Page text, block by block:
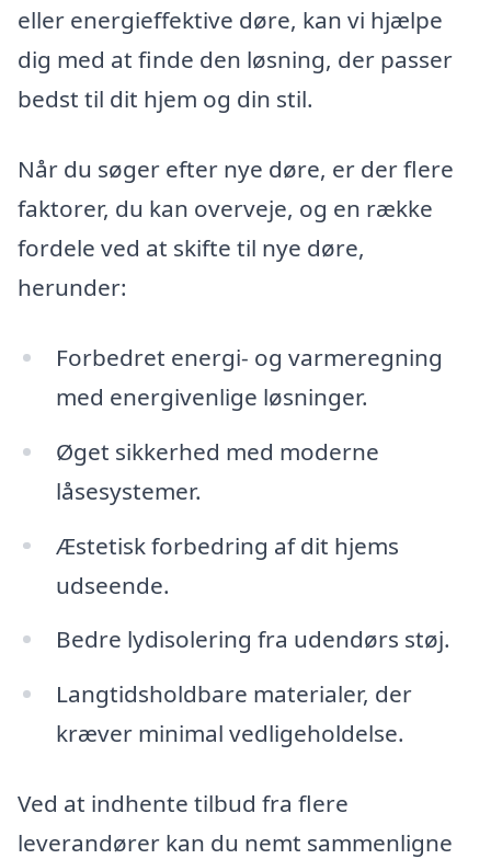
eller energieffektive døre, kan vi hjælpe
dig med at finde den løsning, der passer
bedst til dit hjem og din stil.
Når du søger efter nye døre, er der flere
faktorer, du kan overveje, og en række
fordele ved at skifte til nye døre,
herunder:
Forbedret energi- og varmeregning
med energivenlige løsninger.
Øget sikkerhed med moderne
låsesystemer.
Æstetisk forbedring af dit hjems
udseende.
Bedre lydisolering fra udendørs støj.
Langtidsholdbare materialer, der
kræver minimal vedligeholdelse.
Ved at indhente tilbud fra flere
leverandører kan du nemt sammenligne